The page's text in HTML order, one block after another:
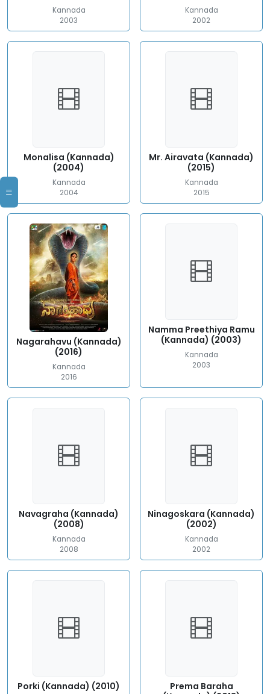
Kannada
2003
Kannada
2002
Monalisa (Kannada)
(2004)
Kannada
2004
Mr. Airavata (Kannada)
(2015)
Kannada
2015
Nagarahavu (Kannada)
(2016)
Kannada
2016
Namma Preethiya Ramu
(Kannada) (2003)
Kannada
2003
Navagraha (Kannada)
(2008)
Kannada
2008
Ninagoskara (Kannada)
(2002)
Kannada
2002
Porki (Kannada) (2010)
Prema Baraha